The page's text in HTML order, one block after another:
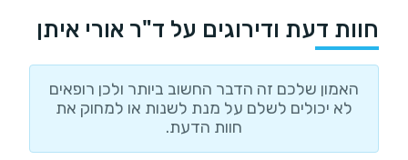
חוות דעת ודירוגים על ד"ר אורי איתן
האמון שלכם זה הדבר החשוב ביותר ולכן רופאים
לא יכולים לשלם על מנת לשנות או למחוק את
חוות הדעת.